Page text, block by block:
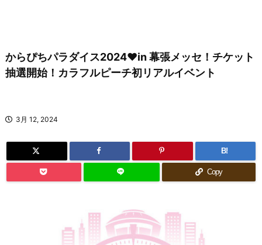
からぴちパラダイス2024♥in 幕張メッセ！チケット
抽選開始！カラフルピーチ初リアルイベント
3月 12, 2024
B!
Copy